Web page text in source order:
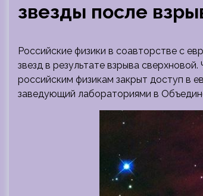
звезды после
Российские физики в соавторстве с
звезд в результате взрыва
российским физикам закрыт доступ в
заведующий лабораториями в